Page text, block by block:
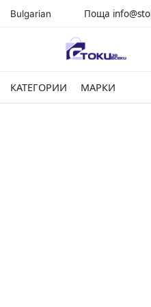
Bulgarian Поща
КАТЕГОРИИ МАРКИ